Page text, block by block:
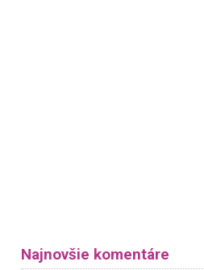
Najnovšie komentáre